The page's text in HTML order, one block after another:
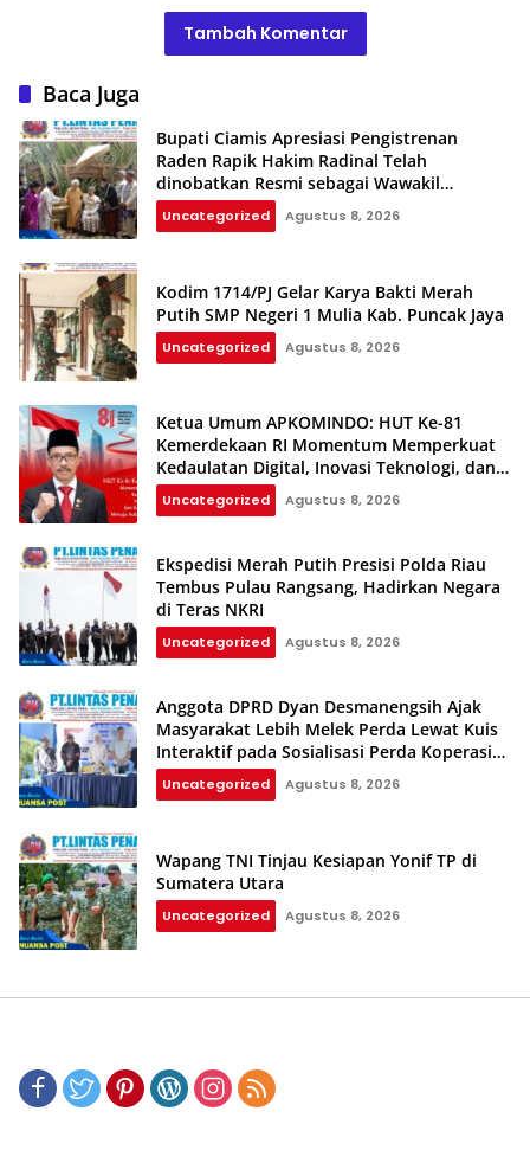
Tambah Komentar
Baca Juga
Bupati Ciamis Apresiasi Pengistrenan
Raden Rapik Hakim Radinal Telah
dinobatkan Resmi sebagai Wawakil
Kerajaan Galuh
Uncategorized Agustus 8, 2026
Kodim 1714/PJ Gelar Karya Bakti Merah
Putih SMP Negeri 1 Mulia Kab. Puncak Jaya
Uncategorized Agustus 8, 2026
Ketua Umum APKOMINDO: HUT Ke-81
Kemerdekaan RI Momentum Memperkuat
Kedaulatan Digital, Inovasi Teknologi, dan
Kepastian Hukum Menuju Indonesia Emas
2045
Uncategorized Agustus 8, 2026
Ekspedisi Merah Putih Presisi Polda Riau
Tembus Pulau Rangsang, Hadirkan Negara
di Teras NKRI
Uncategorized Agustus 8, 2026
Anggota DPRD Dyan Desmanengsih Ajak
Masyarakat Lebih Melek Perda Lewat Kuis
Interaktif pada Sosialisasi Perda Koperasi
dan UMKM
Uncategorized Agustus 8, 2026
Wapang TNI Tinjau Kesiapan Yonif TP di
Sumatera Utara
Uncategorized Agustus 8, 2026